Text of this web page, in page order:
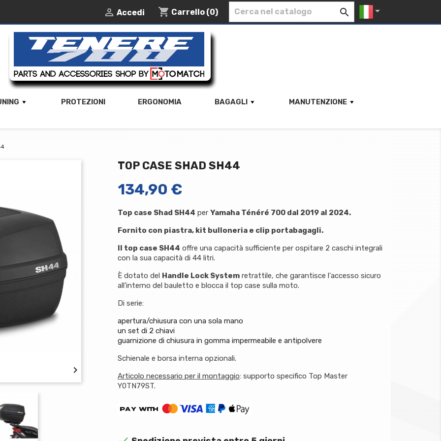
 Accedi shopping_cart Carrello (0)  
PROTEZIONI ERGONOMIA BAGAGLI MANUTENZIONE

TOP CASE SHAD SH44
134,90 €
Top case Shad SH44 per Yamaha Ténéré 700 dal 2019 al 2024.
Fornito con piastra, kit bulloneria e clip portabagagli.
Il top case SH44 offre una capacità sufficiente per ospitare 2 caschi integrali
con la sua capacità di 44 litri.
È dotato del Handle Lock System retrattile, che garantisce l'accesso sicuro
all'interno del bauletto e blocca il top case sulla moto.
Di serie:
apertura/chiusura con una sola mano
un set di 2 chiavi
guarnizione di chiusura in gomma impermeabile e antipolvere
Schienale e borsa interna opzionali.
Articolo necessario per il montaggio: supporto specifico Top Master
Y0TN79ST.